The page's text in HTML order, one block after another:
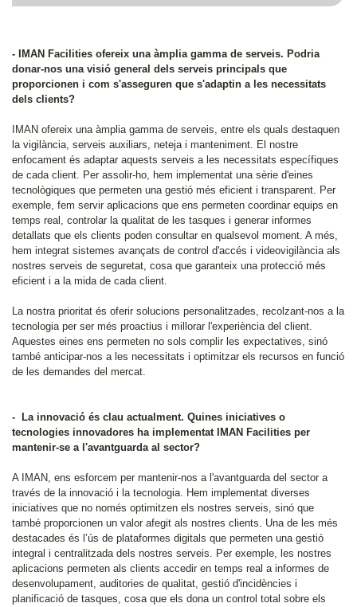
- IMAN Facilities ofereix una àmplia gamma de serveis. Podria
donar-nos una visió general dels serveis principals que
proporcionen i com s'asseguren que s'adaptin a les necessitats
dels clients?
IMAN ofereix una àmplia gamma de serveis, entre els quals destaquen
la vigilància, serveis auxiliars, neteja i manteniment. El nostre
enfocament és adaptar aquests serveis a les necessitats específiques
de cada client. Per assolir-ho, hem implementat una sèrie d'eines
tecnològiques que permeten una gestió més eficient i transparent. Per
exemple, fem servir aplicacions que ens permeten coordinar equips en
temps real, controlar la qualitat de les tasques i generar informes
detallats que els clients poden consultar en qualsevol moment. A més,
hem integrat sistemes avançats de control d'accés i videovigilància als
nostres serveis de seguretat, cosa que garanteix una protecció més
eficient i a la mida de cada client.
La nostra prioritat és oferir solucions personalitzades, recolzant-nos a la
tecnologia per ser més proactius i millorar l'experiència del client.
Aquestes eines ens permeten no sols complir les expectatives, sinó
també anticipar-nos a les necessitats i optimitzar els recursos en funció
de les demandes del mercat.
- La innovació és clau actualment. Quines iniciatives o
tecnologies innovadores ha implementat IMAN Facilities per
mantenir-se a l'avantguarda al sector?
A IMAN, ens esforcem per mantenir-nos a l'avantguarda del sector a
través de la innovació i la tecnologia. Hem implementat diverses
iniciatives que no només optimitzen els nostres serveis, sinó que
també proporcionen un valor afegit als nostres clients. Una de les més
destacades és l’ús de plataformes digitals que permeten una gestió
integral i centralitzada dels nostres serveis. Per exemple, les nostres
aplicacions permeten als clients accedir en temps real a informes de
desenvolupament, auditories de qualitat, gestió d'incidències i
planificació de tasques, cosa que els dona un control total sobre els